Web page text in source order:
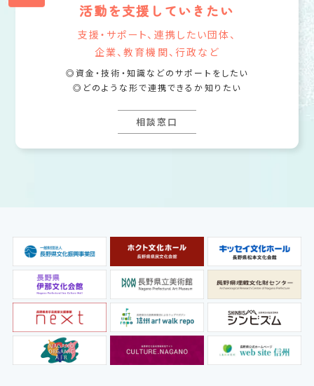
活動を支援していきたい
支援・サポート、連携したい団体、
企業、教育機関、行政など
資金・技術・知識などのサポートをしたい
どのような形で連携できるか知りたい
相談窓口